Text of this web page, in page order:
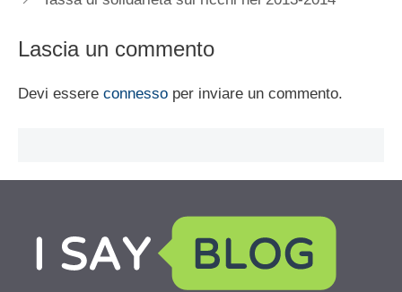
Lascia un commento
Devi essere connesso per inviare un commento.